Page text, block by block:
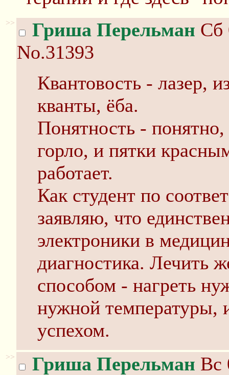
>> Гриша Перельман Сб
No.31393
Квантовость - лазер,
кванты, ёба.
Понятность -
горло, и пятки
работает.
Как студент по
заявляю, что
электроники в
диагностика. Лечить
способом - нагреть
нужной температуры,
успехом.
>> Гриша Перельман Вс